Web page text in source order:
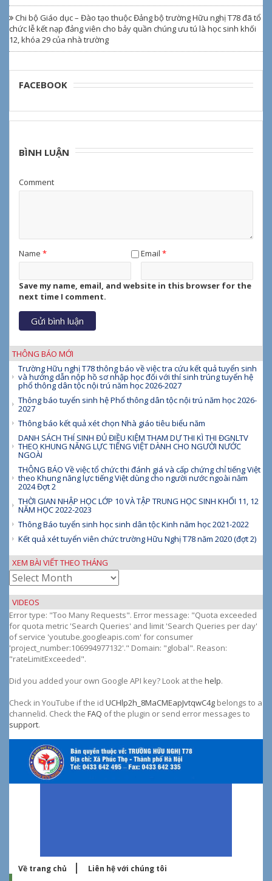
Chi bộ Giáo dục – Đào tạo thuộc Đảng bộ trường Hữu nghị T78 đã tổ
chức lễ kết nạp đảng viên cho bảy quần chúng ưu tú là học sinh khối
12, khóa 29 của nhà trường
FACEBOOK
BÌNH LUẬN
Comment
Name * Email *
Save my name, email, and website in this browser for the
next time I comment.
THÔNG BÁO MỚI
Trường Hữu nghị T78 thông báo về việc tra cứu kết quả tuyển sinh
và hướng dẫn nộp hồ sơ nhập học đối với thí sinh trúng tuyển hệ
phổ thông dân tộc nội trú năm học 2026-2027
Thông báo tuyển sinh hệ Phổ thông dân tộc nội trú năm học 2026-
2027
Thông báo kết quả xét chọn Nhà giáo tiêu biểu năm
DANH SÁCH THÍ SINH ĐỦ ĐIỀU KIỆM THAM DỰ THI KÌ THI ĐGNLTV
THEO KHUNG NĂNG LỰC TIẾNG VIỆT DÀNH CHO NGƯỜI NƯỚC
NGOÀI
THÔNG BÁO Về việc tổ chức thi đánh giá và cấp chứng chỉ tiếng Việt
theo Khung năng lực tiếng Việt dùng cho người nước ngoài năm
2024 Đợt 2
THỜI GIAN NHẬP HỌC LỚP 10 VÀ TẬP TRUNG HỌC SINH KHỐI 11, 12
NĂM HỌC 2022-2023
Thông Báo tuyển sinh học sinh dân tộc Kinh năm học 2021-2022
Kết quả xét tuyển viên chức trường Hữu Nghị T78 năm 2020 (đợt 2)
XEM BÀI VIẾT THEO THÁNG
Xem
bài
viết
theo
tháng
VIDEOS
Error type: "Too Many Requests". Error message: "Quota exceeded
for quota metric 'Search Queries' and limit 'Search Queries per day'
of service 'youtube.googleapis.com' for consumer
'project_number:106994977132'." Domain: "global". Reason:
"rateLimitExceeded".
Did you added your own Google API key? Look at the help.
Check in YouTube if the id UCHlp2h_8MaCMEapJvtqwC4g belongs to a
channelid. Check the FAQ of the plugin or send error messages to
support.
Về trang chủ Liên hệ với chúng tôi